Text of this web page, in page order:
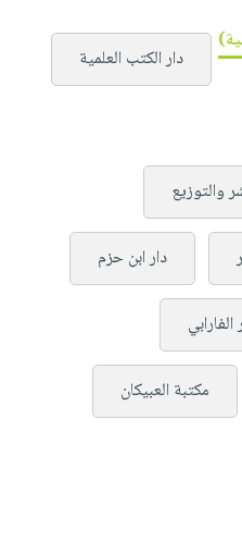
دار الكتب العلمية
والتوزيع
دار ابن حزم
الفارابي
مكتبة العبيكان